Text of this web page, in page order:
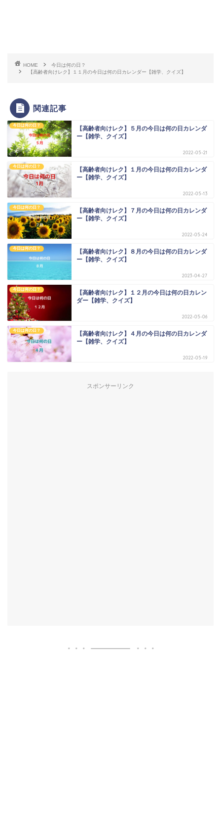
HOME
今日は何の日？
【高齢者向けレク】１１月の今日は何の日カレンダー【雑学、クイズ】
関連記事
今日は何の日？
【高齢者向けレク】５月の今日は何の日カレンダ
ー【雑学、クイズ】
2022-05-21
今日は何の日？
【高齢者向けレク】１月の今日は何の日カレンダ
ー【雑学、クイズ】
2022-05-13
今日は何の日？
【高齢者向けレク】７月の今日は何の日カレンダ
ー【雑学、クイズ】
2022-05-24
今日は何の日？
【高齢者向けレク】８月の今日は何の日カレンダ
ー【雑学、クイズ】
2023-04-27
今日は何の日？
【高齢者向けレク】１２月の今日は何の日カレン
ダー【雑学、クイズ】
2022-05-06
今日は何の日？
【高齢者向けレク】４月の今日は何の日カレンダ
ー【雑学、クイズ】
2022-05-19
スポンサーリンク